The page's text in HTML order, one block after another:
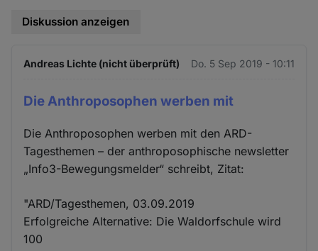
Diskussion anzeigen
Andreas Lichte (nicht überprüft) Do. 5 Sep 2019 - 10:11
Die Anthroposophen werben mit
Die Anthroposophen werben mit den ARD-
Tagesthemen – der anthroposophische newsletter
„Info3-Bewegungsmelder“ schreibt, Zitat:
"ARD/Tagesthemen, 03.09.2019
Erfolgreiche Alternative: Die Waldorfschule wird
100